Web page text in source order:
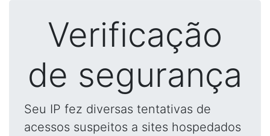
Verificação
de segurança
Seu IP fez diversas tentativas de
acessos suspeitos a sites hospedados